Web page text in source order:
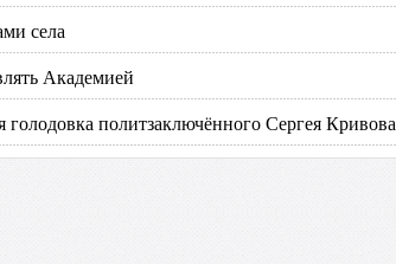
села
Академией
политзаключённого Сергея Кривова